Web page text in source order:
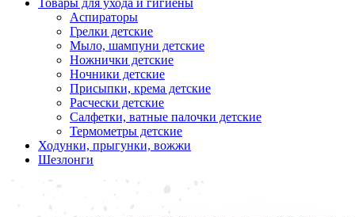
Товары для ухода и гигиены
Аспираторы
Грелки детские
Мыло, шампуни детские
Ножнички детские
Ночники детские
Присыпки, крема детские
Расчески детские
Салфетки, ватные палочки детские
Термометры детские
Ходунки, прыгунки, вожжи
Шезлонги